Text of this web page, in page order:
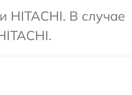
HITACHI. В случае